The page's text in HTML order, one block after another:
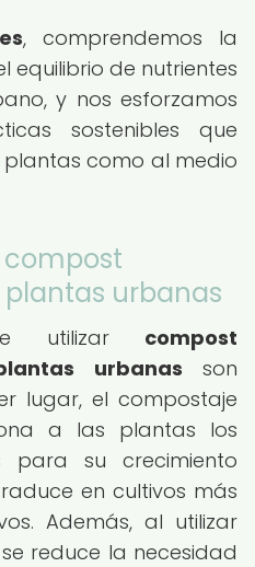
, comprendemos la
equilibrio de nutrientes
y nos esforzamos
sostenibles que
como al medio
compost
urbanas
utilizar compost
urbanas son
lugar, el compostaje
a las plantas los
para su crecimiento
en cultivos más
Además, al utilizar
reduce la necesidad